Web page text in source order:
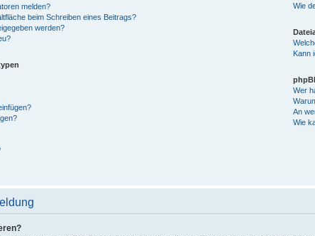
melden?
beim Schreiben eines Beitrags?
werden?
Wie
Kann
Wer
An
Wie